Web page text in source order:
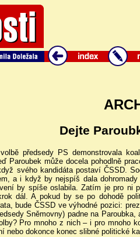
Dejte
předsedy PS demonstrovala
Paroubek může docela pohodlně
svého kandidáta postaví ČSSD.
a i když by nejspíš dala
by spíše oslabila. Zatím je pro ni
dál. A pokud by se po dohodě
bude ČSSD ve výhodné pozici:
Sněmovny) padne na
Pro mnoho z nich – i pro mnoho
nebo dokonce konec slibné politické